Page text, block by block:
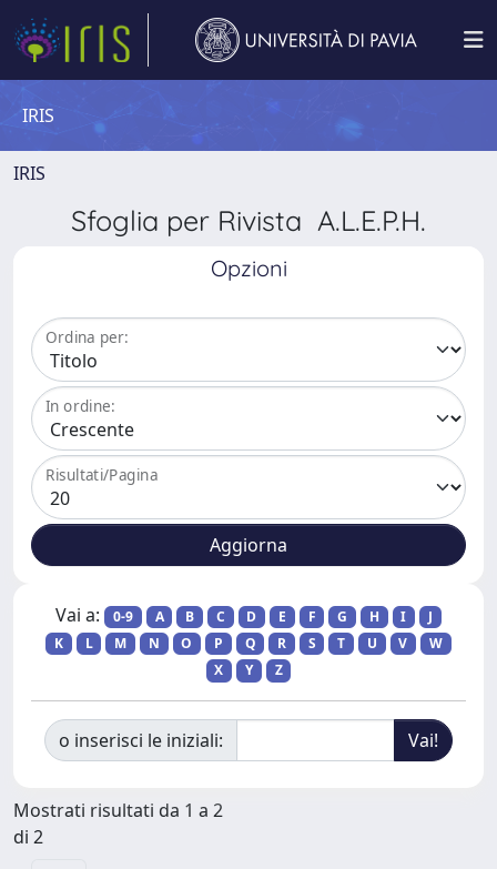
IRIS
IRIS
Sfoglia per Rivista A.L.E.P.H.
Opzioni
Ordina per:
In ordine:
Risultati/Pagina
Vai a: 0-9 A B C D E F G H I
J
K
L M N O P Q R S T U V
W
X
Y Z
o inserisci le iniziali:
Mostrati risultati da 1 a 2
di 2